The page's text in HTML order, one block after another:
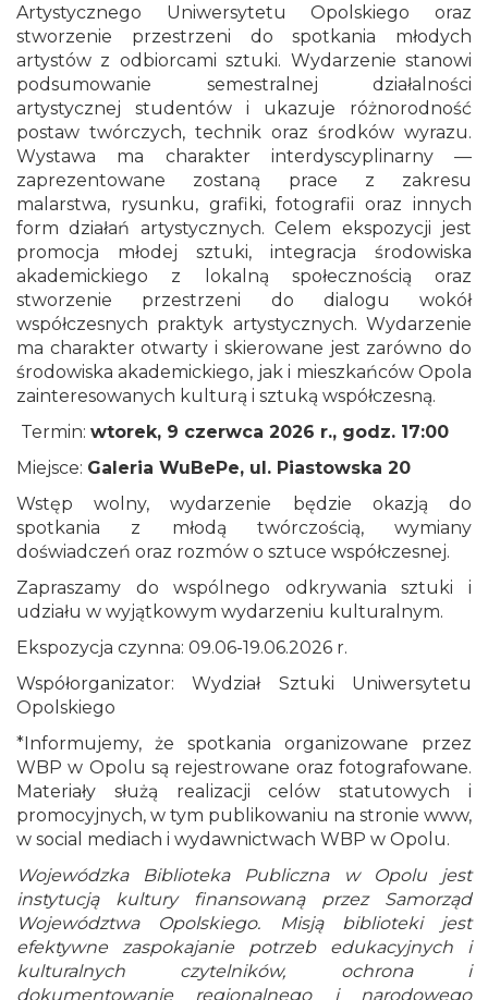
Artystycznego Uniwersytetu Opolskiego oraz
stworzenie przestrzeni do spotkania młodych
artystów z odbiorcami sztuki. Wydarzenie stanowi
podsumowanie semestralnej działalności
artystycznej studentów i ukazuje różnorodność
postaw twórczych, technik oraz środków wyrazu.
Wystawa ma charakter interdyscyplinarny —
zaprezentowane zostaną prace z zakresu
malarstwa, rysunku, grafiki, fotografii oraz innych
form działań artystycznych. Celem ekspozycji jest
promocja młodej sztuki, integracja środowiska
akademickiego z lokalną społecznością oraz
stworzenie przestrzeni do dialogu wokół
współczesnych praktyk artystycznych. Wydarzenie
ma charakter otwarty i skierowane jest zarówno do
środowiska akademickiego, jak i mieszkańców Opola
zainteresowanych kulturą i sztuką współczesną.
Termin: wtorek, 9 czerwca 2026 r., godz. 17:00
Miejsce: Galeria WuBePe, ul. Piastowska 20
Wstęp wolny, wydarzenie będzie okazją do
spotkania z młodą twórczością, wymiany
doświadczeń oraz rozmów o sztuce współczesnej.
Zapraszamy do wspólnego odkrywania sztuki i
udziału w wyjątkowym wydarzeniu kulturalnym.
Ekspozycja czynna: 09.06-19.06.2026 r.
Współorganizator: Wydział Sztuki Uniwersytetu
Opolskiego
*Informujemy, że spotkania organizowane przez
WBP w Opolu są rejestrowane oraz fotografowane.
Materiały służą realizacji celów statutowych i
promocyjnych, w tym publikowaniu na stronie www,
w social mediach i wydawnictwach WBP w Opolu.
Wojewódzka Biblioteka Publiczna w Opolu jest
instytucją kultury finansowaną przez Samorząd
Województwa Opolskiego. Misją biblioteki jest
efektywne zaspokajanie potrzeb edukacyjnych i
kulturalnych czytelników, ochrona i
dokumentowanie regionalnego i narodowego